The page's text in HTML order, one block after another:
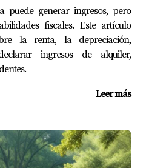
puede generar ingresos, pero
fiscales. Este artículo
la renta, la depreciación,
ingresos de alquiler,
Leer más